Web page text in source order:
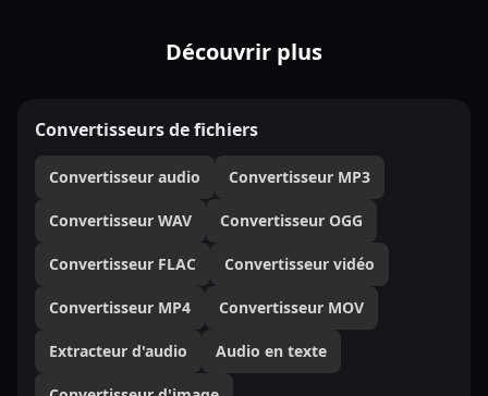
Découvrir plus
Convertisseurs de fichiers
Convertisseur audio Convertisseur MP3
Convertisseur WAV Convertisseur OGG
Convertisseur FLAC Convertisseur vidéo
Convertisseur MP4 Convertisseur MOV
Extracteur d'audio Audio en texte